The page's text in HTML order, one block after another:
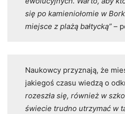
się po kamieniołomie w
miejsce z plażą bałtycką”–
Naukowcy przyznają, że
jakiegoś czasu wiedzą o
rozeszła się, również w
świecie trudno utrzymać w